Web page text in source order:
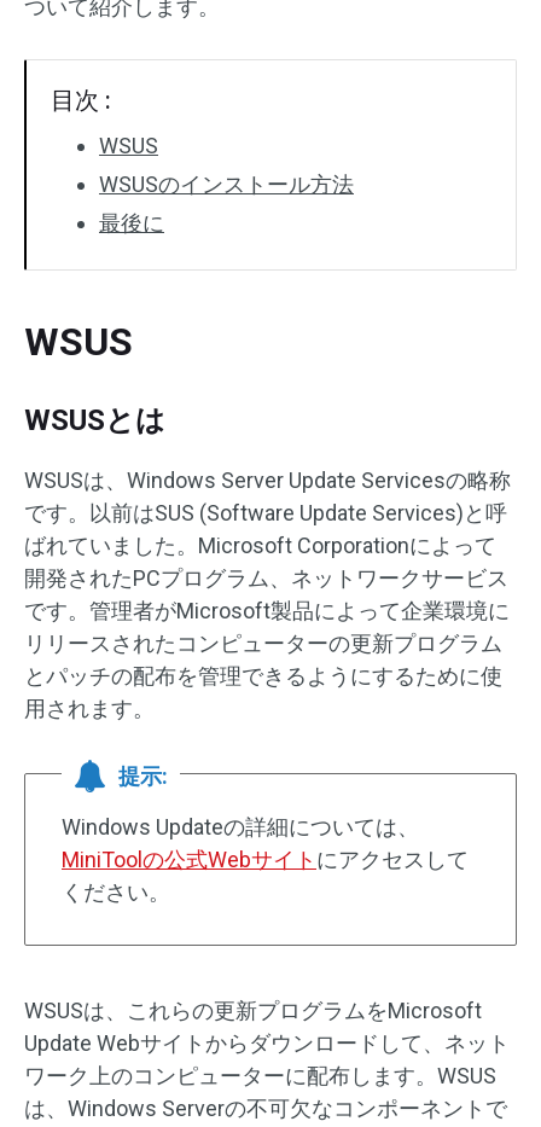
ついて紹介します。
目次 :
WSUS
WSUSのインストール方法
最後に
WSUS
WSUSとは
WSUSは、Windows Server Update Servicesの略称
です。以前はSUS (Software Update Services)と呼
ばれていました。Microsoft Corporationによって
開発されたPCプログラム、ネットワークサービス
です。管理者がMicrosoft製品によって企業環境に
リリースされたコンピューターの更新プログラム
とパッチの配布を管理できるようにするために使
用されます。
提示:
Windows Updateの詳細については、
MiniToolの公式Webサイト にアクセスして
ください。
WSUSは、これらの更新プログラムをMicrosoft
Update Webサイトからダウンロードして、ネット
ワーク上のコンピューターに配布します。WSUS
は、Windows Serverの不可欠なコンポーネントで